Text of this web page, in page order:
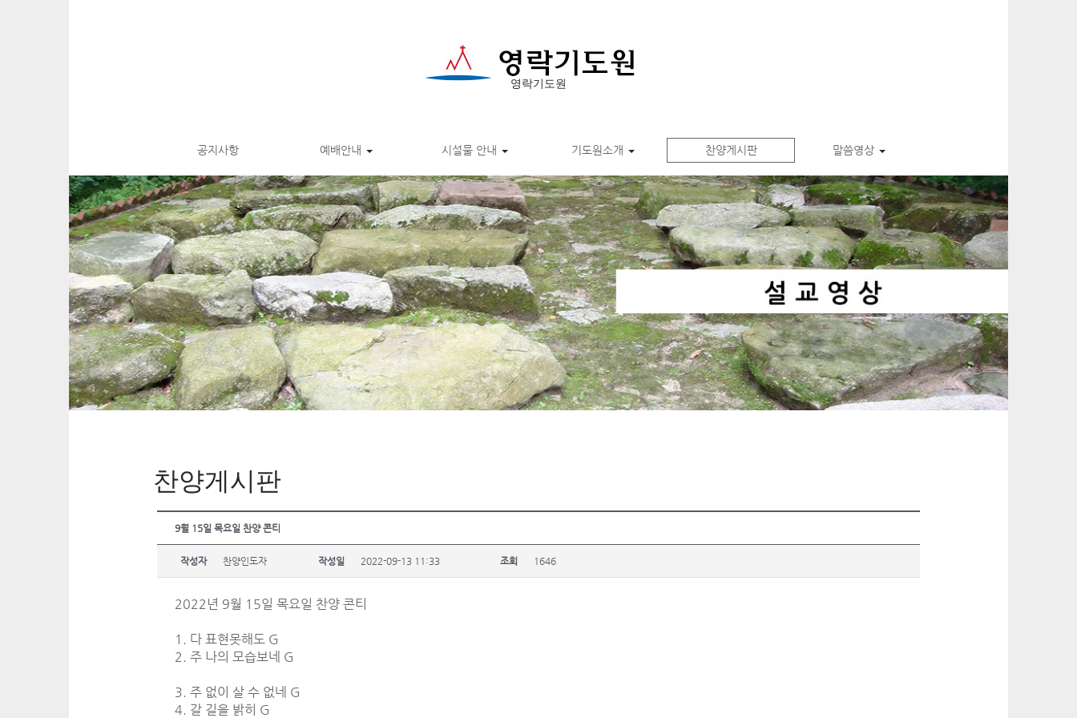
영락기도원
i
n
m
e
n
u
i
p
t
o
c
o
n
t
e
n
t
공지사항 예배안내 시설물 안내 기도원소개 찬양게시판 말씀영상
찬양게시판
9월 15일 목요일 찬양 콘티
작성자 찬양인도자 작성일 2022-09-13 11:33 조회 1646
2022년 9월 15일 목요일 찬양 콘티
1. 다 표현못해도 G
2. 주 나의 모습보네 G
3. 주 없이 살 수 없네 G
4. 갈 길을 밝히 G